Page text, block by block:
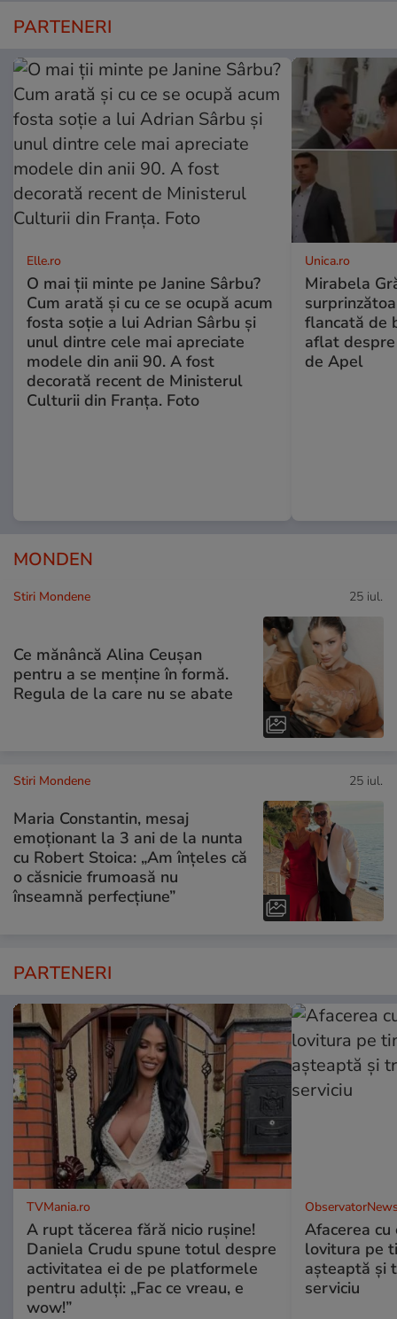
PARTENERI
Elle.ro
O mai ții minte pe Janine Sârbu?
Cum arată și cu ce se ocupă acum
fosta soție a lui Adrian Sârbu și
unul dintre cele mai apreciate
modele din anii 90. A fost
decorată recent de Ministerul
Culturii din Franța. Foto
Unica.ro
Mirabela
flancată de
aflat
de Apel
MONDEN
Stiri Mondene 25 iul.
Ce mănâncă Alina Ceușan
pentru a se menține în formă.
Regula de la care nu se abate
Stiri Mondene 25 iul.
Maria Constantin, mesaj
emoționant la 3 ani de la nunta
cu Robert Stoica: „Am înțeles că
o căsnicie frumoasă nu
înseamnă perfecțiune”
PARTENERI
TVMania.ro
A rupt tăcerea fără nicio rușine!
Daniela Crudu spune totul despre
activitatea ei de pe platformele
pentru adulți: „Fac ce vreau, e
wow!”
Afacerea
lovitura pe
aşteaptă şi
serviciu